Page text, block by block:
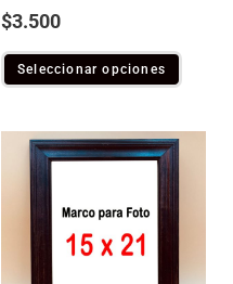
$3.500
Seleccionar opciones